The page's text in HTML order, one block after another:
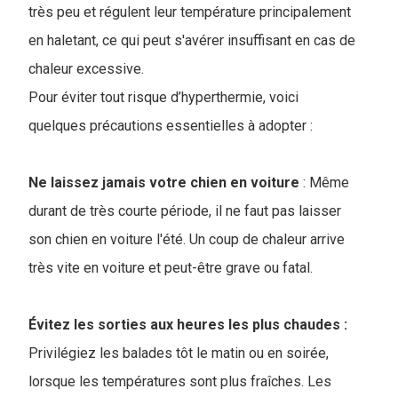
très peu et régulent leur température principalement
en haletant, ce qui peut s'avérer insuffisant en cas de
chaleur excessive.
Pour éviter tout risque d’hyperthermie, voici
quelques précautions essentielles à adopter :
Ne laissez jamais votre chien en voiture : Même
durant de très courte période, il ne faut pas laisser
son chien en voiture l'été. Un coup de chaleur arrive
très vite en voiture et peut-être grave ou fatal.
Évitez les sorties aux heures les plus chaudes :
Privilégiez les balades tôt le matin ou en soirée,
lorsque les températures sont plus fraîches. Les